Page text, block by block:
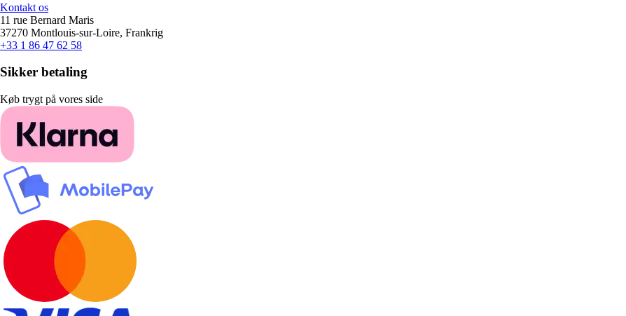
Kontakt os
11 rue Bernard Maris
37270 Montlouis-sur-Loire, Frankrig
+33 1 86 47 62 58
Sikker betaling
Køb trygt på vores side